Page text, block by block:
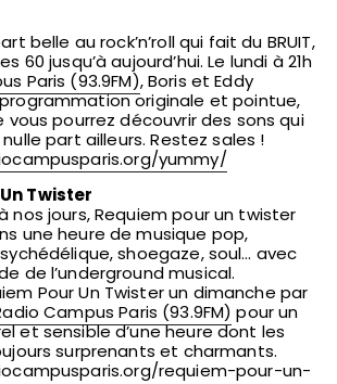
belle au rock’n’roll qui fait du BRUIT,
60 jusqu’à aujourd’hui. Le lundi à 21h
Paris (93.9FM), Boris et Eddy
originale et pointue,
vous pourrez découvrir des sons qui
part ailleurs. Restez sales !
yummy/
Twister
nos jours, Requiem pour un twister
une heure de musique pop,
shoegaze, soul… avec
de l’underground musical.
Pour Un Twister un dimanche par
Campus Paris (93.9FM) pour un
et sensible d’une heure dont les
surprenants et charmants.
requiem-pour-un-